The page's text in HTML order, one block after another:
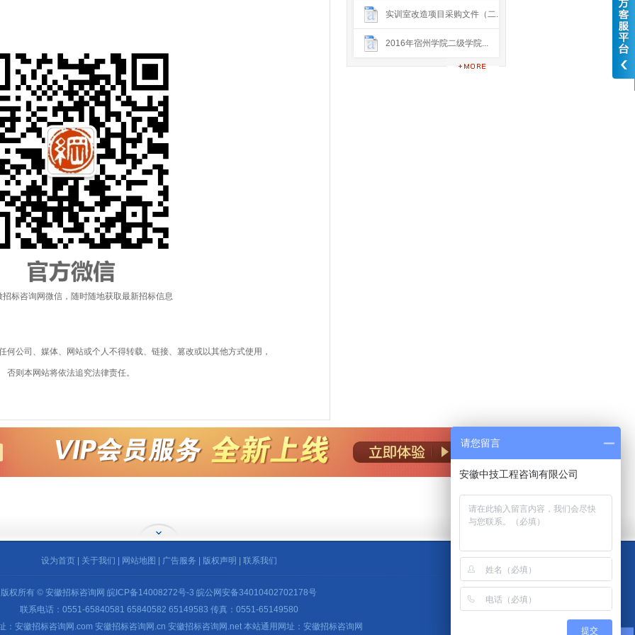
招标咨询网微信，随时随地获取最新招标信息
何公司、媒体、网站或个人不得转载、链接、篡改或以其他方式使用，
否则本网站将依法追究法律责任。
实训室改造项目采购文件（二...
2016年宿州学院二级学院...
设为首页| 关于我们 网站地图 广告服务 版权声明 联系我们
版权所有 © 安徽招标咨询网 皖ICP备14008272号-3 皖公网安备34010402702178号
联系电话：0551-65840581 65840582 65149583 传真：0551-65149580
：安徽招标咨询网.com 安徽招标咨询网.cn 安徽招标咨询网.net 本站通用网址：安徽招标咨询网
请您留言
安徽中技工程咨询有限公司
提交